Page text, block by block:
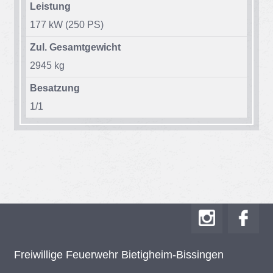
Leistung
177 kW (250 PS)
Zul. Gesamtgewicht
2945 kg
Besatzung
1/​1
Frei­wil­li­ge Feu­er­wehr Bie­tig­heim-Bis­sin­gen